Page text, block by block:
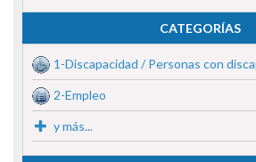
CATEGORÍAS
1-Discapacidad / Personas con
2-Empleo
y más...